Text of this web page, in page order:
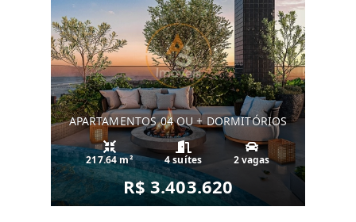
APARTAMENTOS 04 OU + DORMITÓRIOS
217.64 m² 4 suítes 2 vagas
R$ 3.403.620